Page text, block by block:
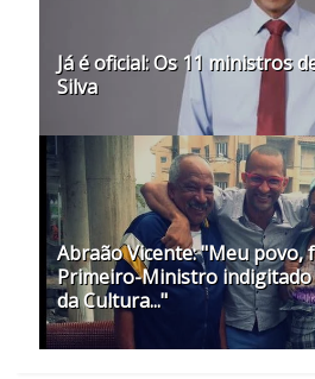
Já é oficial: Os 11 ministros
Silva
Abraão Vicente: "Meu povo,
Primeiro-Ministro
da Cultura..."